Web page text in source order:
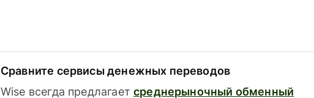
Сравните сервисы денежных переводов
Wise всегда предлагаетсреднерыночный обменный